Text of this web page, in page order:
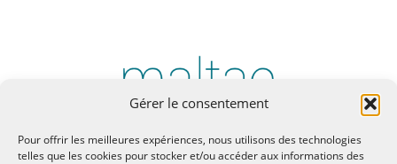
Gérer le consentement
Pour offrir les meilleures expériences, nous utilisons des technologies
telles que les cookies pour stocker et/ou accéder aux informations des